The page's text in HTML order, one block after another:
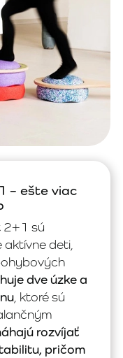
– ešte viac
2+1 sú
deti,
dve úzke a
, ktoré sú
rozvíjať
pričom